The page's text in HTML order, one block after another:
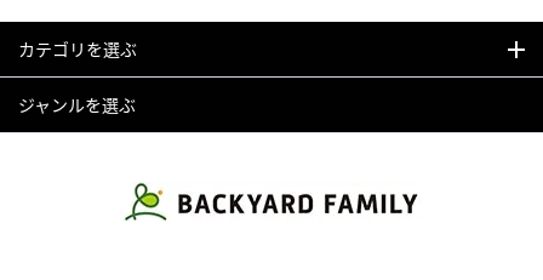
カテゴリを選ぶ
ジャンルを選ぶ